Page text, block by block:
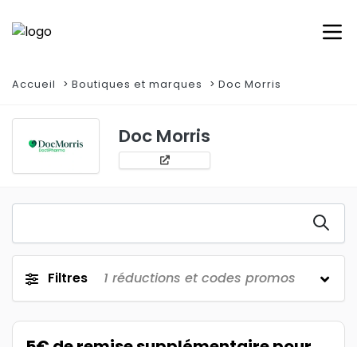
Accueil Boutiques et marques Doc Morris
Doc Morris
Filtres 1 réductions et codes promos